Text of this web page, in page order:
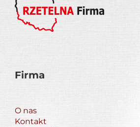
Firma
O nas
Kontakt